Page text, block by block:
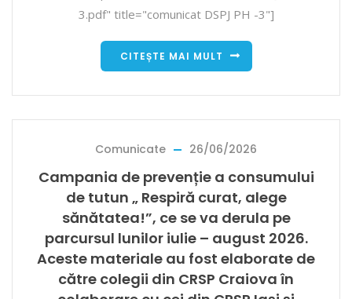
3.pdf" title="comunicat DSPJ PH -3"]
CITEȘTE MAI MULT
Comunicate 26/06/2026
Campania de prevenție a consumului
de tutun „ Respiră curat, alege
sănătatea!”, ce se va derula pe
parcursul lunilor iulie – august 2026.
Aceste materiale au fost elaborate de
către colegii din CRSP Craiova în